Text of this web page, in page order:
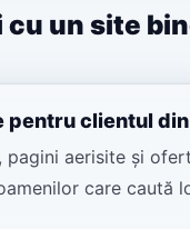
cu un site
pentru clientul
pagini aerisite și
care caută